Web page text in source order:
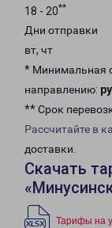
18 - 20**
Дни отправки
вт, чт
* Минимальная
направлению:
** Срок
Рассчитайте в
доставки.
Скачать
Тарифы на